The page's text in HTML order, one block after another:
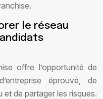
le réseau
offre l’opportunité de
éprouvé, de
et de partager les risques.